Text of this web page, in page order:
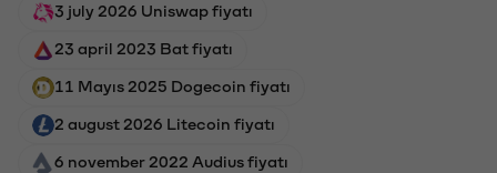
3 july 2026 Uniswap fiyatı
23 april 2023 Bat fiyatı
11 Mayıs 2025 Dogecoin fiyatı
2 august 2026 Litecoin fiyatı
6 november 2022 Audius fiyatı